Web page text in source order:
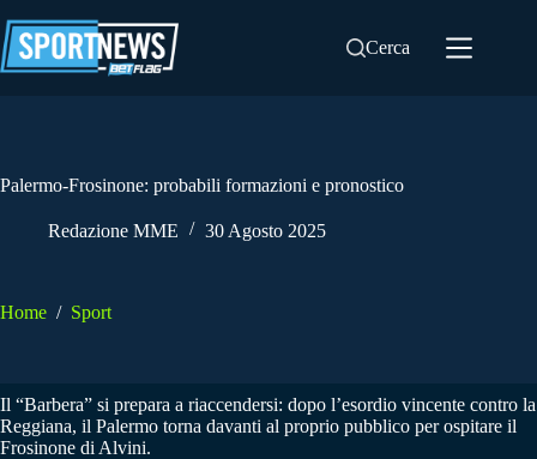
al
contenuto
Cerca
Palermo-Frosinone: probabili formazioni e pronostico
Redazione MME 30 Agosto 2025
Home / Sport
Il “Barbera” si prepara a riaccendersi: dopo l’esordio vincente contro la
Reggiana, il Palermo torna davanti al proprio pubblico per ospitare il
Frosinone di Alvini.